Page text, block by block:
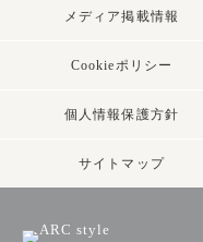
メディア掲載情報
Cookieポリシー
個人情報保護方針
サイトマップ